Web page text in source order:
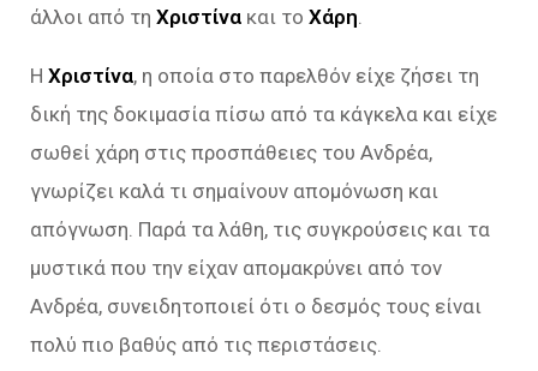
άλλοι από τη Χριστίνα και το Χάρη
Η Χριστίνα, η οποία στο παρελθόν είχε ζήσει τη
δική της δοκιμασία πίσω από τα κάγκελα και είχε
σωθεί χάρη στις προσπάθειες του Ανδρέα,
γνωρίζει καλά τι σημαίνουν απομόνωση και
απόγνωση. Παρά τα λάθη, τις συγκρούσεις και τα
μυστικά που την είχαν απομακρύνει από τον
Ανδρέα, συνειδητοποιεί ότι ο δεσμός τους είναι
πολύ πιο βαθύς από τις περιστάσεις.